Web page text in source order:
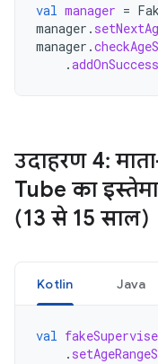
val manager =
manager .
manager .
.
उदाहरण 4:
Tube का
(13 से 15 साल)
Kotlin Java
val
.